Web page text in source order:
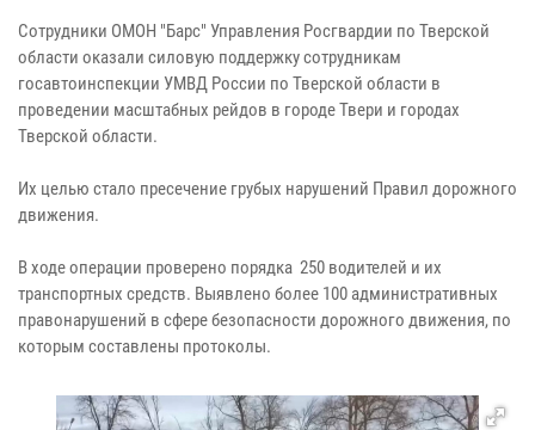
Сотрудники ОМОН "Барс" Управления Росгвардии по Тверской
области оказали силовую поддержку сотрудникам
госавтоинспекции УМВД России по Тверской области в
проведении масштабных рейдов в городе Твери и городах
Тверской области.
Их целью стало пресечение грубых нарушений Правил дорожного
движения.
В ходе операции проверено порядка 250 водителей и их
транспортных средств. Выявлено более 100 административных
правонарушений в сфере безопасности дорожного движения, по
которым составлены протоколы.